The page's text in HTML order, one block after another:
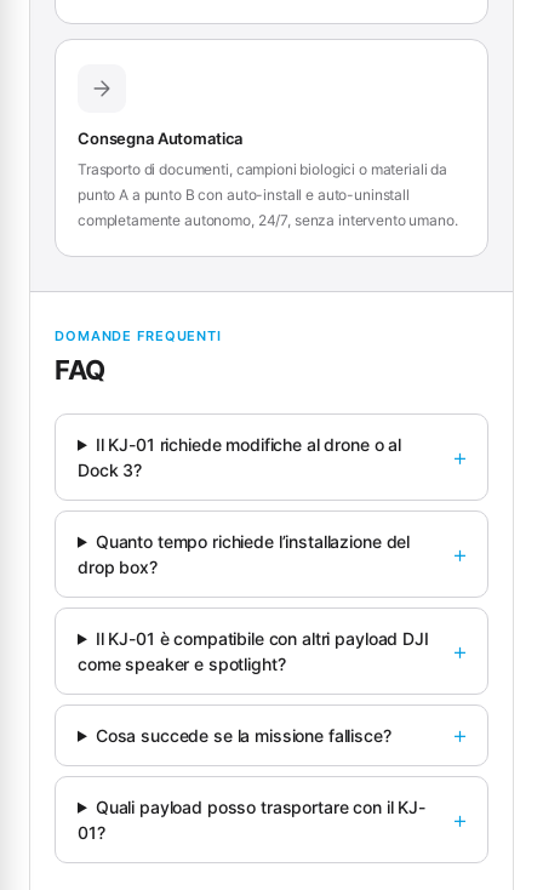
Consegna Automatica
Trasporto di documenti, campioni biologici o materiali da
punto A a punto B con auto-install e auto-uninstall
completamente autonomo, 24/7, senza intervento umano.
DOMANDE FREQUENTI
FAQ
Il KJ-01 richiede modifiche al drone o al
Dock 3?
Quanto tempo richiede l’installazione del
drop box?
Il KJ-01 è compatibile con altri payload DJI
come speaker e spotlight?
Cosa succede se la missione fallisce?
Quali payload posso trasportare con il KJ-
01?